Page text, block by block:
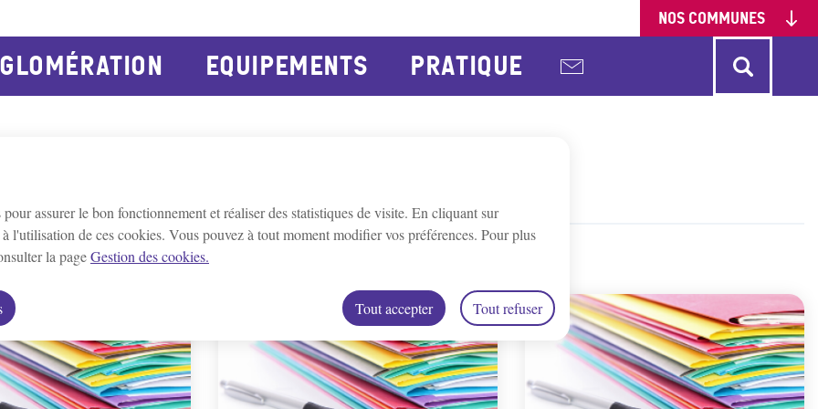
assurer le bon fonctionnement et réaliser des statistiques de visite. En cliquant sur
l'utilisation de ces cookies. Vous pouvez à tout moment modifier vos préférences. Pour plus
la pageGestion des cookies.
Tout accepter Tout refuser
Consulter le plan du site
NOS COMMUNES
Montigny-la-resle Perrigny Quenne St-Bris-Le-Vineux
Vincelottes
EQUIPEMENTS PRATIQUE